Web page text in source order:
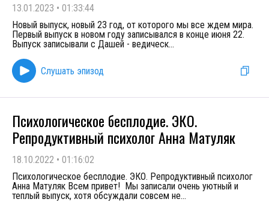
13.01.2023 • 01:33:44
Новый выпуск, новый 23 год, от которого мы все ждем мира.
Первый выпуск в новом году записывался в конце июня 22.
Выпуск записывали с Дашей - ведическ...
Слушать эпизод
Психологическое бесплодие. ЭКО.
Репродуктивный психолог Анна Матуляк
18.10.2022 • 01:16:02
Психологическое бесплодие. ЭКО. Репродуктивный психолог
Анна Матуляк Всем привет! Мы записали очень уютный и
теплый выпуск, хотя обсуждали совсем не...